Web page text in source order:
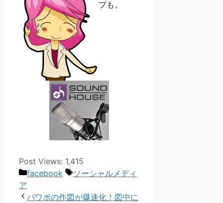
プも。
Post Views: 1,415
カ
ゴ
facebook
タ
ソーシャルメディ
ア
パワポの作図が爆速化！図中に